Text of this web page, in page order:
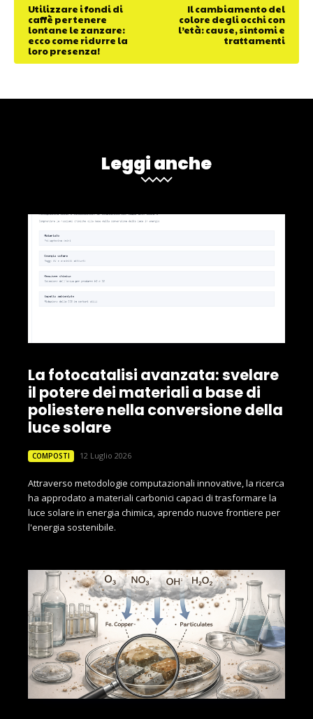
Utilizzare i fondi di
caffè per tenere
lontane le zanzare:
ecco come ridurre la
loro presenza!
Il cambiamento del
colore degli occhi con
l’età: cause, sintomi e
trattamenti
Leggi anche
La fotocatalisi avanzata: svelare
il potere dei materiali a base di
poliestere nella conversione della
luce solare
COMPOSTI 12 Luglio 2026
Attraverso metodologie computazionali innovative, la ricerca
ha approdato a materiali carbonici capaci di trasformare la
luce solare in energia chimica, aprendo nuove frontiere per
l'energia sostenibile.